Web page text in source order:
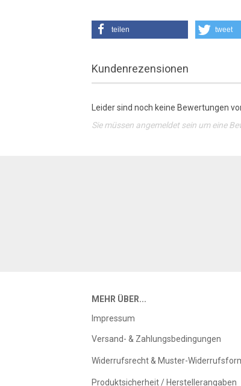
teilen tweet
Kundenrezensionen
Leider sind noch keine Bewertungen
Sie müssen angemeldet sein um eine
MEHR ÜBER...
Impressum
Versand- & Zahlungsbedingungen
Widerrufsrecht & Muster-
Produktsicherheit / Herstellerangaben